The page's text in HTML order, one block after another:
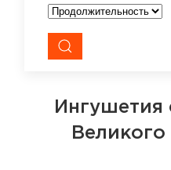
Ингушетия